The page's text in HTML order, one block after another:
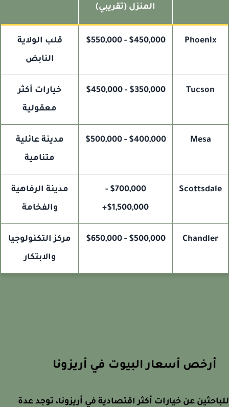
المنزل (تقريبي)
Phoenix
$450,000 - $550,000
قلب الولاية
النابض
Tucson
$350,000 - $450,000
خيارات أكثر
معقولية
Mesa
$400,000 - $500,000
مدينة عائلية
متنامية
$700,000 -
$1,500,000+
مدينة الرفاهية
والفخامة
Chandler
$500,000 - $650,000
مركز التكنولوجيا
والابتكار
أرخص أسعار البيوت في أريزونا
عن خيارات أكثر اقتصادية في أريزونا، توجد عدة